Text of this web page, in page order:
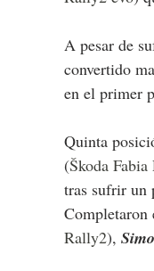
A pesar de
convertido
en el primer
Quinta
(Škoda Fabia
tras sufrir un
Rally2),